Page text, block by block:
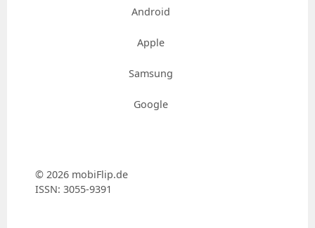
Android
Apple
Samsung
Google
© 2026 mobiFlip.de
ISSN: 3055-9391